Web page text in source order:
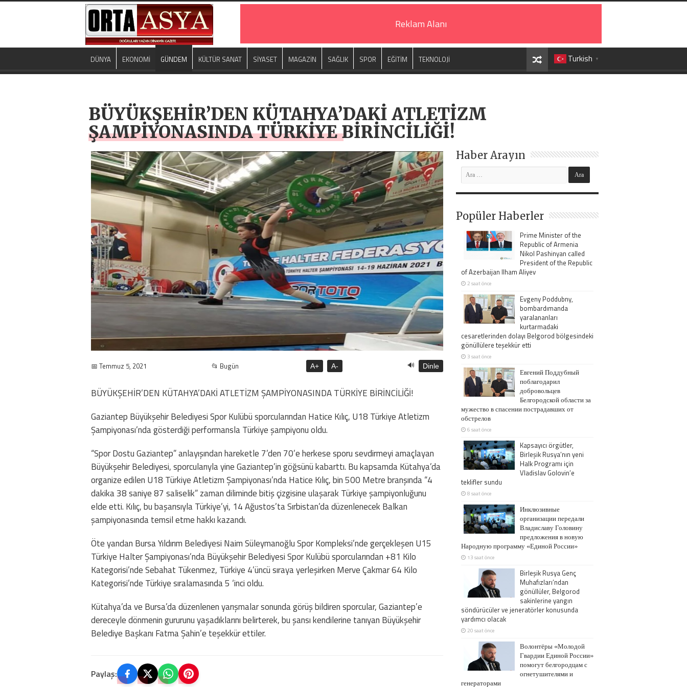
Reklam Alanı
Turkish ▼
DÜNYA EKONOMİ GÜNDEM KÜLTÜR SANAT SİYASET MAGAZİN SAĞLIK SPOR EĞİTİM TEKNOLOJİ
BÜYÜKŞEHİR’DEN KÜTAHYA’DAKİ ATLETİZM
ŞAMPİYONASINDA TÜRKİYE BİRİNCİLİĞİ!
📅 Temmuz 5, 2021 📂 Bugün A+ A- 🔊 Dinle
BÜYÜKŞEHİR’DEN KÜTAHYA’DAKİ ATLETİZM ŞAMPİYONASINDA TÜRKİYE BİRİNCİLİĞİ!
Gaziantep Büyükşehir Belediyesi Spor Kulübü sporcularından Hatice Kılıç, U18 Türkiye Atletizm
Şampiyonası’nda gösterdiği performansla Türkiye şampiyonu oldu.
“Spor Dostu Gaziantep” anlayışından hareketle 7’den 70’e herkese sporu sevdirmeyi amaçlayan
Büyükşehir Belediyesi, sporcularıyla yine Gaziantep’in göğsünü kabarttı. Bu kapsamda Kütahya’da
organize edilen U18 Türkiye Atletizm Şampiyonası’nda Hatice Kılıç, bin 500 Metre branşında “4
dakika 38 saniye 87 saliselik” zaman diliminde bitiş çizgisine ulaşarak Türkiye şampiyonluğunu
elde etti. Kılıç, bu başarısıyla Türkiye’yi, 14 Ağustos’ta Sırbistan’da düzenlenecek Balkan
şampiyonasında temsil etme hakkı kazandı.
Öte yandan Bursa Yıldırım Belediyesi Naim Süleymanoğlu Spor Kompleksi’nde gerçekleşen U15
Türkiye Halter Şampiyonası’nda Büyükşehir Belediyesi Spor Kulübü sporcularından +81 Kilo
Kategorisi’nde Sebahat Tükenmez, Türkiye 4’üncü sıraya yerleşirken Merve Çakmar 64 Kilo
Kategorisi’nde Türkiye sıralamasında 5 ‘inci oldu.
Kütahya’da ve Bursa’da düzenlenen yarışmalar sonunda görüş bildiren sporcular, Gaziantep’e
dereceyle dönmenin gururunu yaşadıklarını belirterek, bu şansı kendilerine tanıyan Büyükşehir
Belediye Başkanı Fatma Şahin’e teşekkür ettiler.
Paylaş:
Haber Arayın
Popüler Haberler
Prime Minister of the
Republic of Armenia
Nikol Pashinyan called
President of the Republic
of Azerbaijan Ilham Aliyev
2 saat önce
Evgeny Poddubny,
bombardımanda
yaralananları
kurtarmadaki
cesaretlerinden dolayı Belgorod bölgesindeki
gönüllülere teşekkür etti
3 saat önce
Евгений Поддубный
поблагодарил
добровольцев
Белгородской области за
мужество в спасении пострадавших от
обстрелов
6 saat önce
Kapsayıcı örgütler,
Birleşik Rusya’nın yeni
Halk Programı için
Vladislav Golovin’e
teklifler sundu
8 saat önce
Инклюзивные
организации передали
Владиславу Головину
предложения в новую
Народную программу «Единой России»
13 saat önce
Birleşik Rusya Genç
Muhafızları’ndan
gönüllüler, Belgorod
sakinlerine yangın
söndürücüler ve jeneratörler konusunda
yardımcı olacak
20 saat önce
Волонтёры «Молодой
Гвардии Единой России»
помогут белгородцам с
огнетушителями и
генераторами